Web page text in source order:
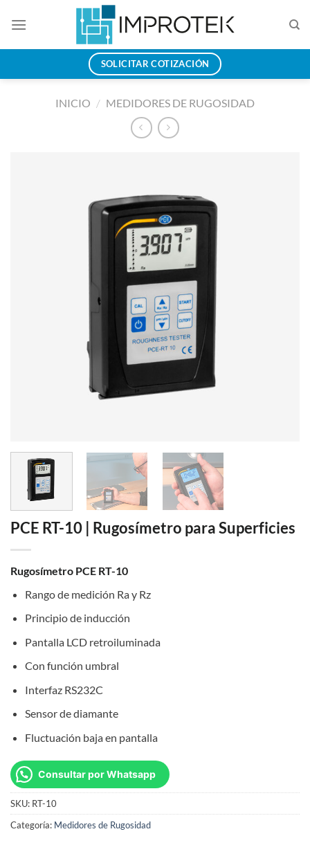
SOLICITAR COTIZACIÓN
INICIO / MEDIDORES DE RUGOSIDAD
PCE RT-10 | Rugosímetro para Superficies
Rugosímetro PCE RT-10
Rango de medición Ra y Rz
Principio de inducción
Pantalla LCD retroiluminada
Con función umbral
Interfaz RS232C
Sensor de diamante
Fluctuación baja en pantalla
Consultar por Whatsapp
SKU: RT-10
Categoría: Medidores de Rugosidad